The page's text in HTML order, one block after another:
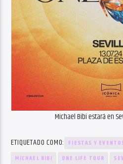
Michael Bibi estará en
ETIQUETADO COMO: FIESTAS Y
MICHAEL BIBI
ONE LIFE TOUR